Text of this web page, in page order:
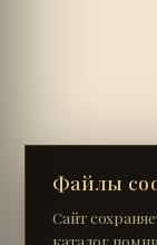
Файлы
Сайт
каталог